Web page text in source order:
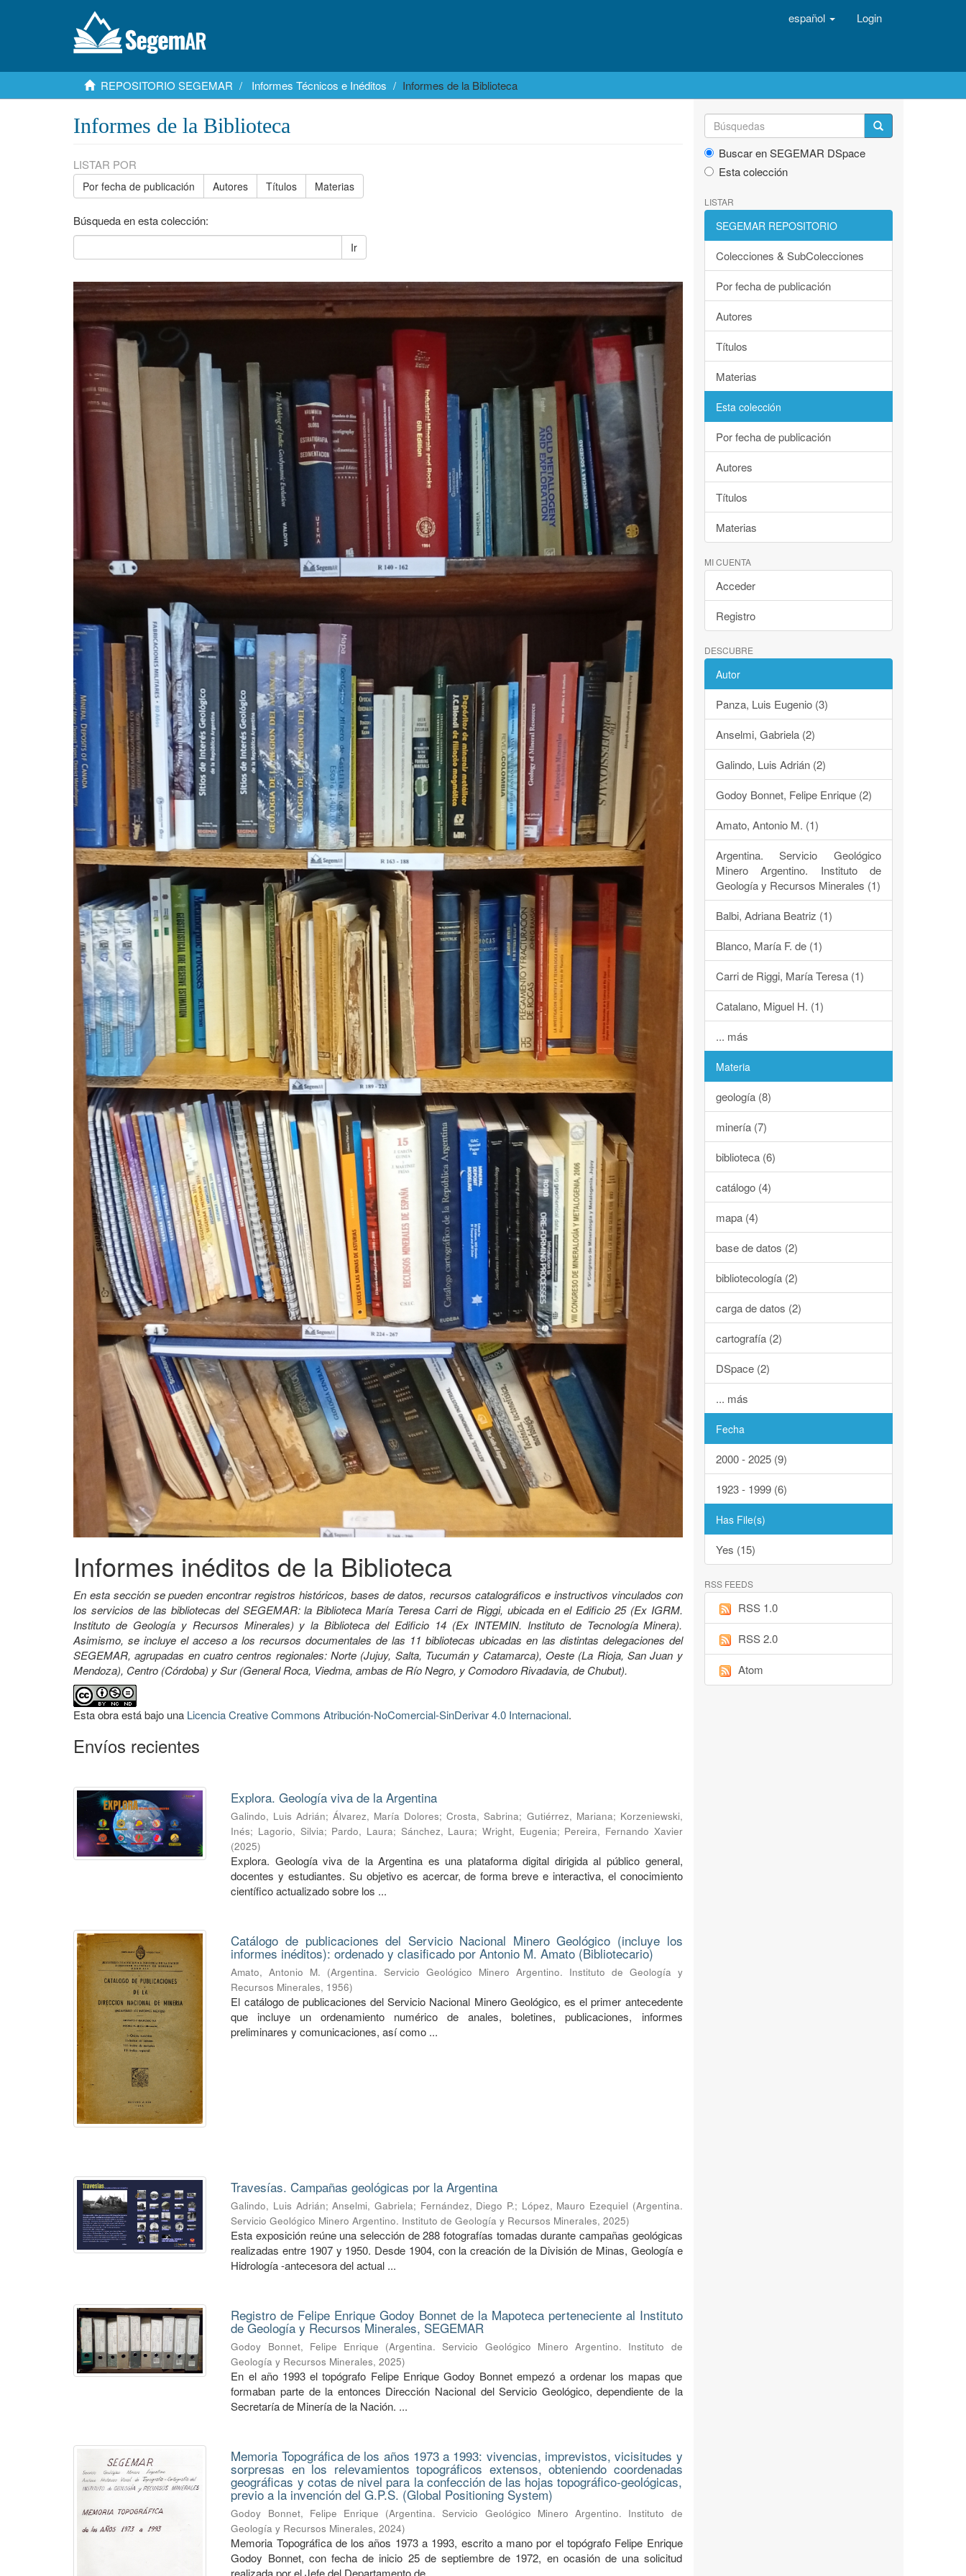
español Login
REPOSITORIO SEGEMAR Informes Técnicos e Inéditos Informes de la Biblioteca
Informes de la Biblioteca
LISTAR POR
Por fecha de publicación Autores Títulos Materias
Búsqueda en esta colección:
Ir
Informes inéditos de la Biblioteca
En esta sección se pueden encontrar registros históricos, bases de datos, recursos catalográficos e instructivos vinculados con
los servicios de las bibliotecas del SEGEMAR: la Biblioteca María Teresa Carri de Riggi, ubicada en el Edificio 25 (Ex IGRM.
Instituto de Geología y Recursos Minerales) y la Biblioteca del Edificio 14 (Ex INTEMIN. Instituto de Tecnología Minera).
Asimismo, se incluye el acceso a los recursos documentales de las 11 bibliotecas ubicadas en las distintas delegaciones del
SEGEMAR, agrupadas en cuatro centros regionales: Norte (Jujuy, Salta, Tucumán y Catamarca), Oeste (La Rioja, San Juan y
Mendoza), Centro (Córdoba) y Sur (General Roca, Viedma, ambas de Río Negro, y Comodoro Rivadavia, de Chubut).
Esta obra está bajo una Licencia Creative Commons Atribución-NoComercial-SinDerivar 4.0 Internacional.
Envíos recientes
Explora. Geología viva de la Argentina
Galindo, Luis Adrián;Álvarez, María Dolores;Crosta, Sabrina; Gutiérrez, Mariana; Korzeniewski,
Inés; Lagorio, Silvia; Pardo, Laura; Sánchez, Laura; Wright, Eugenia; Pereira, Fernando Xavier
(2025)
Explora. Geología viva de la Argentina es una plataforma digital dirigida al público general,
docentes y estudiantes. Su objetivo es acercar, de forma breve e interactiva, el conocimiento
científico actualizado sobre los ...
Catálogo de publicaciones del Servicio Nacional Minero Geológico (incluye los
informes inéditos): ordenado y clasificado por Antonio M. Amato (Bibliotecario)
Amato, Antonio M. (Argentina. Servicio Geológico Minero Argentino. Instituto de Geología y
Recursos Minerales, 1956)
El catálogo de publicaciones del Servicio Nacional Minero Geológico, es el primer antecedente
que incluye un ordenamiento numérico de anales, boletines, publicaciones, informes
preliminares y comunicaciones, así como ...
Travesías. Campañas geológicas por la Argentina
Galindo, Luis Adrián;Anselmi, Gabriela; Fernández, Diego P.; López, Mauro Ezequiel (Argentina.
Servicio Geológico Minero Argentino. Instituto de Geología y Recursos Minerales,2025)
Esta exposición reúne una selección de 288 fotografías tomadas durante campañas geológicas
realizadas entre 1907 y 1950. Desde 1904, con la creación de la División de Minas, Geología e
Hidrología -antecesora del actual ...
Registro de Felipe Enrique Godoy Bonnet de la Mapoteca perteneciente al Instituto
de Geología y Recursos Minerales, SEGEMAR
Godoy Bonnet, Felipe Enrique (Argentina. Servicio Geológico Minero Argentino. Instituto de
Geología y Recursos Minerales,2025)
En el año 1993 el topógrafo Felipe Enrique Godoy Bonnet empezó a ordenar los mapas que
formaban parte de la entonces Dirección Nacional del Servicio Geológico, dependiente de la
Secretaría de Minería de la Nación. ...
Memoria Topográfica de los años 1973 a 1993: vivencias, imprevistos, vicisitudes y
sorpresas en los relevamientos topográficos extensos, obteniendo coordenadas
geográficas y cotas de nivel para la confección de las hojas topográfico-geológicas,
previo a la invención del G.P.S. (Global Positioning System)
Godoy Bonnet, Felipe Enrique (Argentina. Servicio Geológico Minero Argentino. Instituto de
Geología y Recursos Minerales,2024)
Memoria Topográfica de los años 1973 a 1993, escrito a mano por el topógrafo Felipe Enrique
Godoy Bonnet, con fecha de inicio 25 de septiembre de 1972, en ocasión de una solicitud
realizada por el Jefe del Departamento de ...
Buscar en SEGEMAR DSpace
Esta colección
LISTAR
SEGEMAR REPOSITORIO
Colecciones & SubColecciones
Por fecha de publicación
Autores
Títulos
Materias
Esta colección
Por fecha de publicación
Autores
Títulos
Materias
MI CUENTA
Acceder
Registro
DESCUBRE
Autor
Panza, Luis Eugenio (3)
Anselmi, Gabriela (2)
Galindo, Luis Adrián (2)
Godoy Bonnet, Felipe Enrique (2)
Amato, Antonio M. (1)
Argentina. Servicio Geológico
Minero Argentino. Instituto de
Geología y Recursos Minerales (1)
Balbi, Adriana Beatriz (1)
Blanco, María F. de (1)
Carri de Riggi, María Teresa (1)
Catalano, Miguel H. (1)
... más
Materia
geología (8)
minería (7)
biblioteca (6)
catálogo (4)
mapa (4)
base de datos (2)
bibliotecología (2)
carga de datos (2)
cartografía (2)
DSpace (2)
... más
Fecha
2000 - 2025 (9)
1923 - 1999 (6)
Has File(s)
Yes (15)
RSS FEEDS
RSS 1.0
RSS 2.0
Atom